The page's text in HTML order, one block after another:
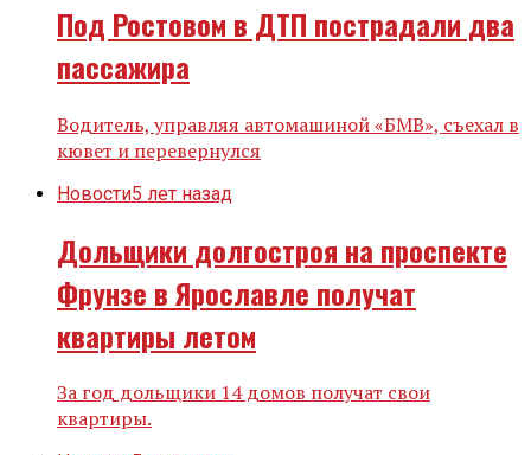
Под Ростовом в ДТП пострадали два
пассажира
Водитель, управляя автомашиной «БМВ», съехал в
кювет и перевернулся
Новости5 лет назад
Дольщики долгостроя на проспекте
Фрунзе в Ярославле получат
квартиры летом
За год дольщики 14 домов получат свои
квартиры.